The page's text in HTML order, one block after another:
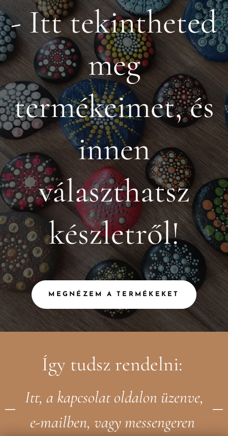
- Itt tekintheted
meg
termékeimet, és
innen
választhatsz
készletről!
MEGNÉZEM A TERMÉKEKET
Így tudsz rendelni:
Itt, a kapcsolat oldalon üzenve,
e-mailben, vagy messengeren